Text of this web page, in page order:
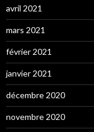
avril 2021
mars 2021
février 2021
janvier 2021
décembre 2020
novembre 2020